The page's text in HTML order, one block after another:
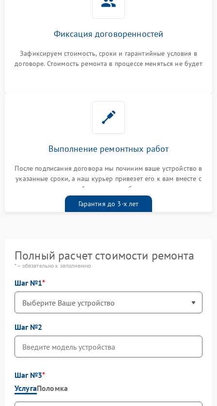
Фиксация договоренностей
Зафиксируем стоимость, сроки и гарантийные условия в
договоре. Стоимость ремонта в процессе меняться не будет
Выполнение ремонтных работ
После подписания договора мы починим ваше устройство в
указанные сроки, а наш курьер привезет его к вам вместе с
гарантийным талоном бесплатно
Гарантия до 3-х лет
Полный расчет стоимости ремонта
* – обязательно к заполнению
Шаг №1
Шаг №2
Шаг №3
УслугаПоломка